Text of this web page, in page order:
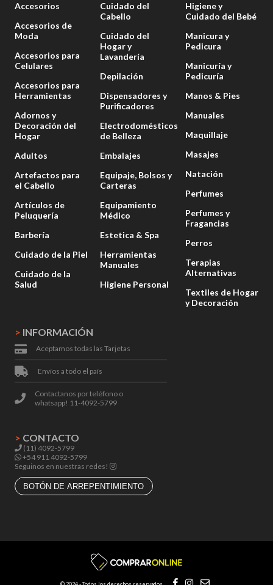
> INFORMACIÓN
Aceptamos todas las Tarjetas
Envíos a todo el país
Contactanos por teléfono o
whatsapp! 11-4092-5799
Accesorios
Accesorios de
Moda
Accesorios para
Celulares
Accesorios para
Herramientas
Adornos y
Decoración del
Hogar
Adultos
Artefactos para
el Cabello
Artículos de
Peluquería
Barbería
Cuidado de la Piel
Cuidado de la
Salud
Cuidado del
Cabello
Cuidado del
Hogar y
Lavandería
Depilación
Dispensadores y
Purificadores
Electrodomésticos
de Belleza
Embalajes
Equipaje, Bolsos y
Carteras
Equipamiento
Médico
Estetica & Spa
Herramientas
Manuales
Higiene Personal
Higiene y
Cuidado del Bebé
Manicura y
Pedicura
Manicuría y
Pedicuría
Manos & Pies
Manuales
Maquillaje
Masajes
Natación
Perfumes
Perfumes y
Fragancias
Perros
Terapias
Alternativas
Textiles de Hogar
y Decoración
> CONTACTO
(11) 4092-5799
+54 911 4092-5799
Seguinos en nuestras redes!
BOTÓN DE ARREPENTIMIENTO